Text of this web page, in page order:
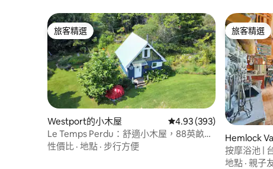
旅客精選
旅客精選
Westport的小木屋 從 393 則評價中獲得 4.93
4.93 (393)
Le Temps Perdu：舒適小木屋，88英畝荒
野公園
性價比 · 地點 · 步行方便
旅客精選
旅客精選
Hemlock
按摩浴池 |
地點 · 親子